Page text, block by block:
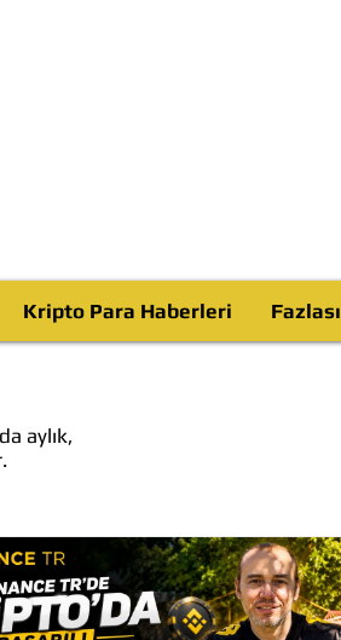
Kripto Para Haberleri Fazlası
aylık,